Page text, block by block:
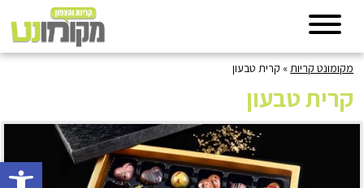
פתח
מקומונט קריות » קרית טבעון
קרית טבעון